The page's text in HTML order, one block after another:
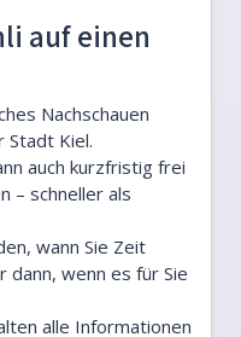
auf einen
Nachschauen
Stadt Kiel.
auch kurzfristig frei
– schneller als
wann Sie Zeit
dann, wenn es für Sie
alle Informationen